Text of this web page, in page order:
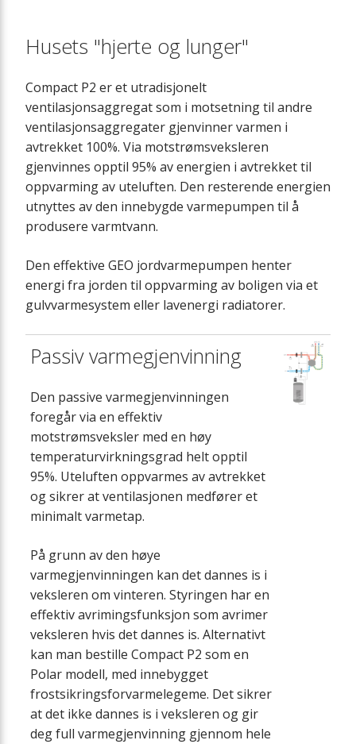
Husets "hjerte og lunger"
Compact P2 er et utradisjonelt
ventilasjonsaggregat som i motsetning til andre
ventilasjonsaggregater gjenvinner varmen i
avtrekket 100%. Via motstrømsveksleren
gjenvinnes opptil 95% av energien i avtrekket til
oppvarming av uteluften. Den resterende energien
utnyttes av den innebygde varmepumpen til å
produsere varmtvann.
Den effektive GEO jordvarmepumpen henter
energi fra jorden til oppvarming av boligen via et
gulvvarmesystem eller lavenergi radiatorer.
Passiv varmegjenvinning
Den passive varmegjenvinningen
foregår via en effektiv
motstrømsveksler med en høy
temperaturvirkningsgrad helt opptil
95%. Uteluften oppvarmes av avtrekket
og sikrer at ventilasjonen medfører et
minimalt varmetap.
På grunn av den høye
varmegjenvinningen kan det dannes is i
veksleren om vinteren. Styringen har en
effektiv avrimingsfunksjon som avrimer
veksleren hvis det dannes is. Alternativt
kan man bestille Compact P2 som en
Polar modell, med innebygget
frostsikringsforvarmelegeme. Det sikrer
at det ikke dannes is i veksleren og gir
deg full varmegjenvinning gjennom hele